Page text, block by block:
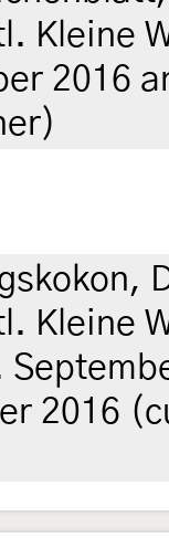
Kleine
2016
Kleine
2016